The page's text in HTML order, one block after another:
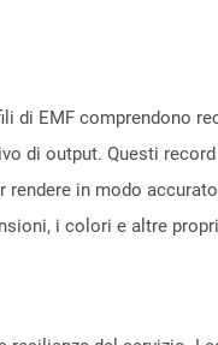
di EMF comprendono
di output. Questi
in modo
i colori e altre